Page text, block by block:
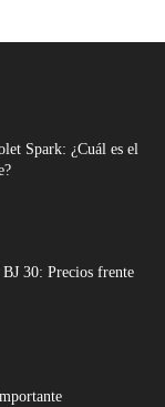
Spark: ¿Cuál es el
30: Precios frente